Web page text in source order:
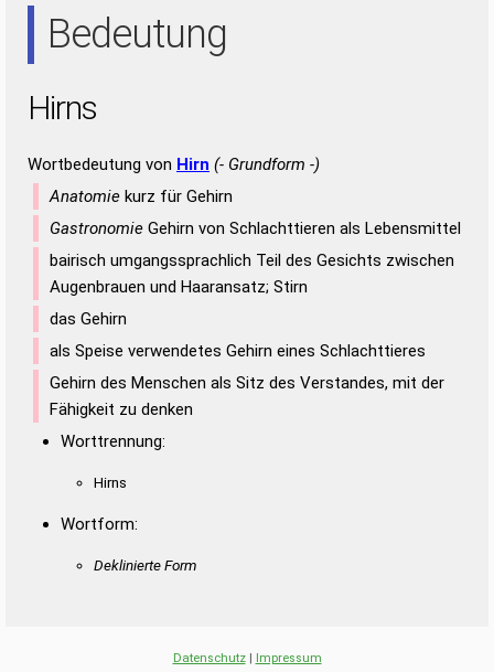
Bedeutung
Hirns
Wortbedeutung von Hirn (- Grundform -)
Anatomie kurz für Gehirn
Gastronomie Gehirn von Schlachttieren als Lebensmittel
bairisch umgangssprachlich Teil des Gesichts zwischen
Augenbrauen und Haaransatz; Stirn
das Gehirn
als Speise verwendetes Gehirn eines Schlachttieres
Gehirn des Menschen als Sitz des Verstandes, mit der
Fähigkeit zu denken
Worttrennung:
Hirns
Wortform:
Deklinierte Form
Datenschutz| Impressum